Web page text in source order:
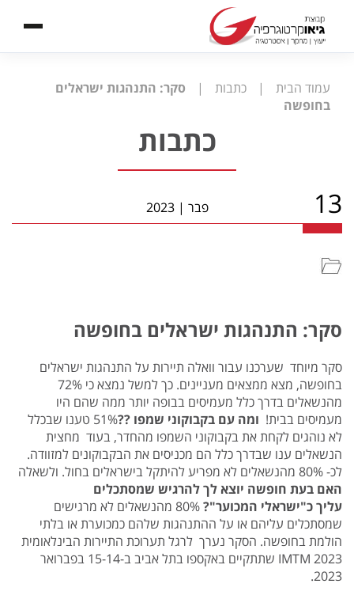
עמוד הבית | כתבות |
סקר: התנהגות ישראלים
בחופשה
כתבות
13 פבר |
2023
סקר: התנהגות ישראלים בחופשה
סקר מיוחד שערכנו עבור וואלה תיירות על התנהגות ישראלים
בחופשה, מצא ממצאים מעניינים. כך למשל נמצא כי 72%
מהנשאלים בדרך כלל מעמיסים בבופה יותר ממה שהם היו
מעמיסים בבית! ומה עם בקבוקוני שמפו ??
51% טענו שבכלל
לא נוהגים לקחת את בקבוקוני השמפו מהחדר, בעוד מחצית
הנשאלים ענו שבדרך כלל הם מכניסים את הבקבוקונים למזוודה.
לכ- 80% מהנשאלים לא מפריע להיתקל בישראלים בחול. ולשאלה
האם בעת חופשה יוצא לך להרגיש שמסתכלים
עליך כ"ישראלי המכוער"?
80% מהנשאלים לא מרגישים
שמסתכלים עליהם או על ההתנהגות שלהם כמכוערת או בלתי
הולמת בחופשה. הסקר נערך לרגל תערוכת התיירות הבינלאומית
IMTM 2023 שתתקיים באקספו בתל אביב ב-15-14 בפברואר
2023.